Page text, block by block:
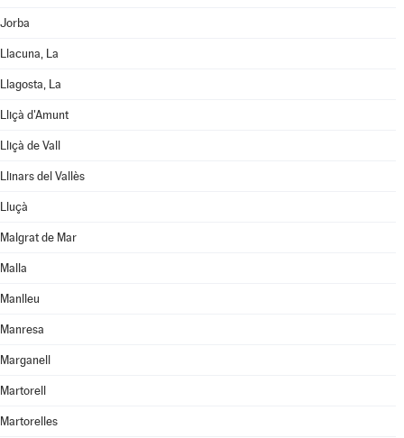
Jorba
Llacuna, La
Llagosta, La
Lliçà d'Amunt
Lliçà de Vall
Llinars del Vallès
Lluçà
Malgrat de Mar
Malla
Manlleu
Manresa
Marganell
Martorell
Martorelles